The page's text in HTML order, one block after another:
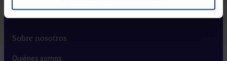
Sobre nosotros
Quiénes somos​